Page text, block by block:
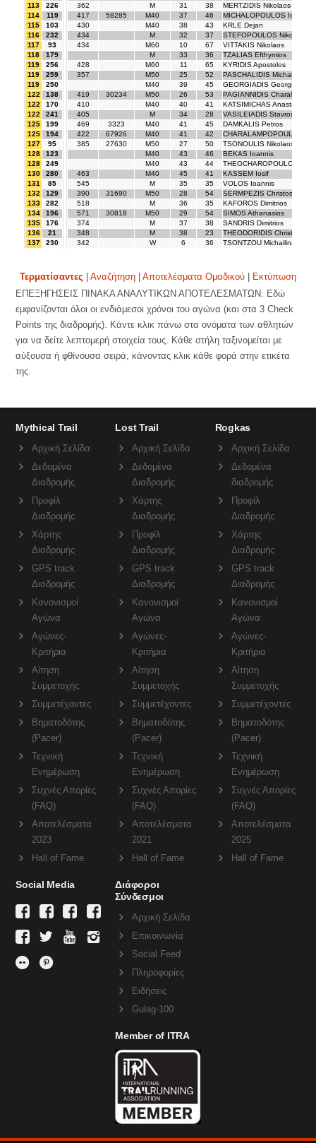
113
226
114
119
115
103
116
232
117
93
118
179
119
256
119
259
119
250
122
138
122
170
122
241
125
199
125
194
127
95
128
123
128
249
130
280
131
85
132
129
133
282
134
196
135
176
136
21
137
230
362
M 31 38
MERTZIDIS Nikolaos-Ioannis
417
58285 M40 37 46
MICHALOPOULOS Ioannis
430
M40 38 43
KRLE Dejan
434
M 32 37
STEFOPOULOS Nikolaos
434
M60 10 67
VITTAKIS Nikolaos
M
33 36
TZALIAS Efthymios
428
M60 11 65
KYRIDIS Apostolos
357
M50 25 52
PASCHALIDIS Michail
M40
39 45
GEORGIADIS Georgios
419
30234 M50 26 53
PAGIANNIDIS Charalampos
410
M40 40 41
KATSIMICHAS Anastasios
405
M 34 28
VASILEIADIS Stavros
469
3323 M40 41 45
DAMKALIS Petros
422
67926 M40 41 42
CHARALAMPOPOULOS
385
27630 M50 27 50
TSONOULIS Nikolaos
M40
43 46
BEKAS Ioannis
M40
43 44
THEOCHAROPOULOS
463
M40 45 41
KASSEM Iosif
545
M 35 35
VOLOS Ioannis
390
31690 M50 28 54
SERMPEZIS Christos
518
M 36 35
KAFOROS Dimitrios
571
30818 M50 29 54
SIMOS Athanasios
374
M 37 38
SANDRIS Dimitrios
348
M 38 23
THEODORIDIS Christoforos
342
W 6 36 TSONTZOU Michailina
Τερματίσαντες Αναζήτηση Αποτελέσματα Ομαδικού
Εκτύπωση
ΕΠΕΞΗΓΗΣΕΙΣ ΠΙΝΑΚΑ ΑΝΑΛΥΤΙΚΩΝ ΑΠΟΤΕΛΕΣΜΑΤΩΝ: Εδώ
εμφανίζονται όλοι οι ενδιάμεσοι χρόνοι του αγώνα (και στα 3 Check
Points της διαδρομής). Κάντε κλικ πάνω στα ονόματα των αθλητών
για να δείτε λεπτομερή στοιχεία τους. Κάθε στήλη ταξινομείται με
αύξουσα ή φθίνουσα σειρά, κάνοντας κλικ κάθε φορά στην ετικέτα
της.
Mythical Trail
Αρχική Σελίδα
Δεδομένα
Διαδρομής
Προφίλ
Διαδρομής
Χάρτης
Διαδρομής
GPS track
Διαδρομής
Κανονισμοί
Αγώνα
Αγώνες-
Κριτήρια
Αίτηση
Συμμετοχής
Συμμετέχοντες
Βηματοδότης
(Pacer)
Τεχνική
Ενημέρωση
Συχνές Απορίες
(FAQ)
Αποτελέσματα
2023
Hall of Fame
Lost Trail
Αρχική Σελίδα
Δεδομένα
Διαδρομής
Χάρτης
Διαδρομής
Προφίλ
Διαδρομής
GPS track
Διαδρομής
Κανονισμοί
Αγώνα
Αγώνες-
Κριτήρια
Αίτηση
Συμμετοχής
Συμμετέχοντες
Βηματοδότης
(Pacer)
Τεχνική
Ενημέρωση
Συχνές Απορίες
(FAQ)
Αποτελέσματα
2021
Hall of Fame
Rogkas
Αρχική Σελίδα
Δεδομένα
διαδρομής
Προφίλ
Διαδρομής
Χάρτης
Διαδρομής
GPS track
Διαδρομής
Κανονισμοί
Αγώνα
Αγώνες-
Κριτήρια
Αίτηση
Συμμετοχής
Συμμετέχοντες
Βηματοδότης
(Pacer)
Τεχνική
Ενημέρωση
Συχνές Απορίες
(FAQ)
Αποτελέσματα
2025
Hall of Fame
Social Media
Διάφοροι
Σύνδεσμοι
Αρχική Σελίδα
Επικοινωνία
Social Feed
Πληροφορίες
Ειδήσεις
Gulag-100
Member of ITRA